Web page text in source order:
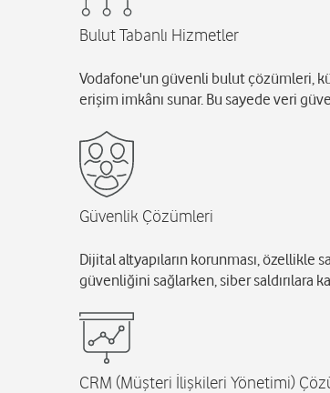
Bulut Tabanlı Hizmetler
Vodafone'un güvenli bulut çözümleri,
erişim imkânı sunar. Bu sayede veri
Güvenlik Çözümleri
Dijital altyapıların korunması, özellikle
güvenliğini sağlarken, siber saldırılara
CRM (Müşteri İlişkileri Yönetimi)